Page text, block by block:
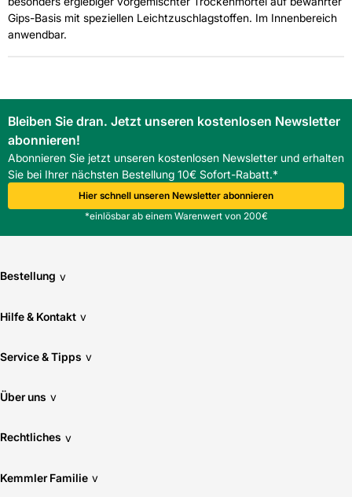
Gips-Basis mit speziellen Leichtzuschlagstoffen. Im Innenbereich
anwendbar.
Bleiben Sie dran. Jetzt unseren kostenlosen Newsletter
abonnieren!
Abonnieren Sie jetzt unseren kostenlosen Newsletter und erhalten
Sie bei Ihrer nächsten Bestellung 10€ Sofort-Rabatt.*
Hier schnell unseren Newsletter abonnieren
*einlösbar ab einem Warenwert von 200€
Bestellung v
Hilfe & Kontakt v
Service & Tipps v
Über uns v
Rechtliches v
Kemmler Familie v